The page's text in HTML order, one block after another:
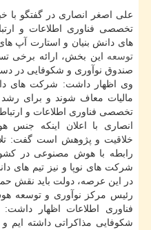
علی اصغر انصاری در گفتگو با
تخصصی فناوری اطلاعات و
های دانش بنیان و استارت آپ
توسعه این بخش، ارائه برخی
صندوق نوآوری و شکوفایی در
وی اظهار داشت: شرکت های
مالیات معاف شوند و برای
تخصصی فناوری اطلاعات و
انصاری با اعلان اینکه جنس
خلاقیت و پژوهش است گفت:
رابطه با هوش مصنوعی در
شرکت های نوپا و نیز تیم های
در این عرصه، دولت باید نقش
رئیس مرکز نوآوری و توسعه
فناوری اطلاعات اظهار
شکوفایی مذاکراتی داشته ایم